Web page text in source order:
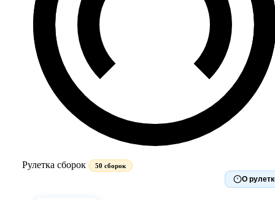
Рулетка сборок 50 сборок
О